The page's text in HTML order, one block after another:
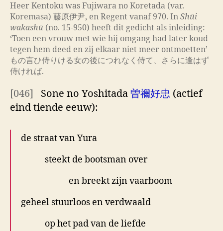
Heer Kentoku was Fujiwara no Koretada (var.
Koremasa) 藤原伊尹, en Regent vanaf 970. In Shūi
wakashū (no. 15-950) heeft dit gedicht als inleiding:
‘Toen een vrouw met wie hij omgang had later koud
tegen hem deed en zij elkaar niet meer ontmoetten’
もの言ひ侍りける女の後につれなく侍て、さらに逢はず
侍ければ.
[046] Sone no Yoshitada 曽禰好忠 (actief
eind tiende eeuw):
de straat van Yura
steekt de bootsman over
en breekt zijn vaarboom
geheel stuurloos en verdwaald
op het pad van de liefde